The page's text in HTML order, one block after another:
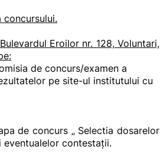
Eroilor nr. 128, Voluntari,
de concurs/examen a
pe site-ul institutului cu
de concurs „ Selectia dosarelor
eventualelor contestații.